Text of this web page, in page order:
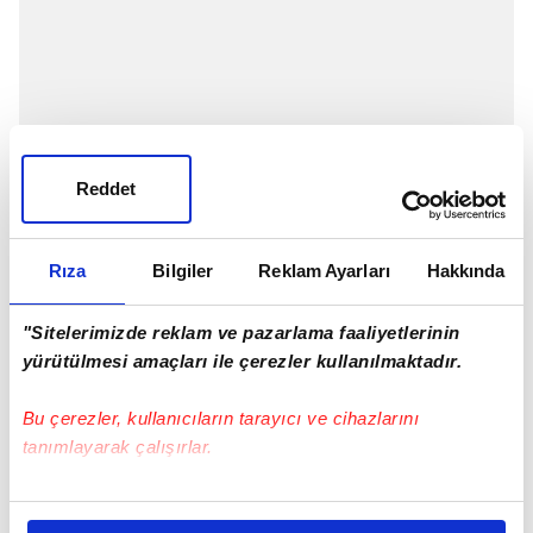
Rıza Bilgiler Reklam Ayarları Hakkında
"Sitelerimizde reklam ve pazarlama faaliyetlerinin
yürütülmesi amaçları ile çerezler kullanılmaktadır.
Bu çerezler, kullanıcıların tarayıcı ve cihazlarını
tanımlayarak çalışırlar.
Bu çerezlere izin vermeniz halinde sizlere özel
Reddet